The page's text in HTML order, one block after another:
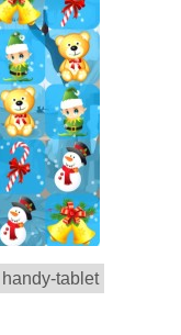
handy-tablet